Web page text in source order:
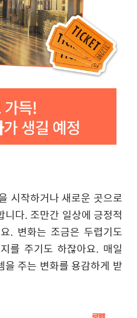
시작하거나 새로운 곳으로
니다. 조만간 일상에 긍정적
. 변화는 조금은 두렵기도
를 주기도 하잖아요. 매일
주는 변화를 용감하게 받